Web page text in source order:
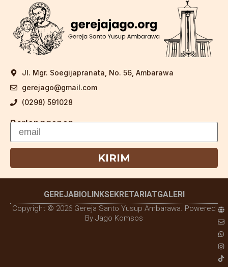
Jl. Mgr. Soegijapranata, No. 56, Ambarawa
gerejago@gmail.com
(0298) 591028
Berlangganan
KIRIM
GEREJABIOLINKSEKRETARIATGALERI
Copyright © 2026 Gereja Santo Yusup Ambarawa. Powered
By Jago Komsos